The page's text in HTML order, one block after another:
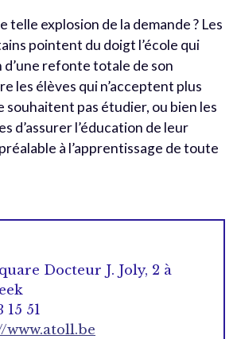
telle explosion de la demande ? Les
pointent du doigt l’école qui
d’une refonte totale de son
les élèves qui n’acceptent plus
souhaitent pas étudier, ou bien les
d’assurer l’éducation de leur
à l’apprentissage de toute
Docteur J. Joly, 2 à
15 51
www.atoll.be